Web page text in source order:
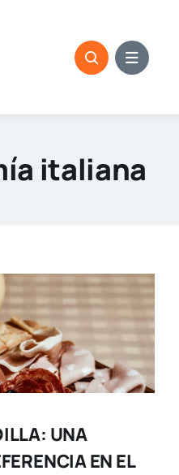
italiana
UNA
EN EL